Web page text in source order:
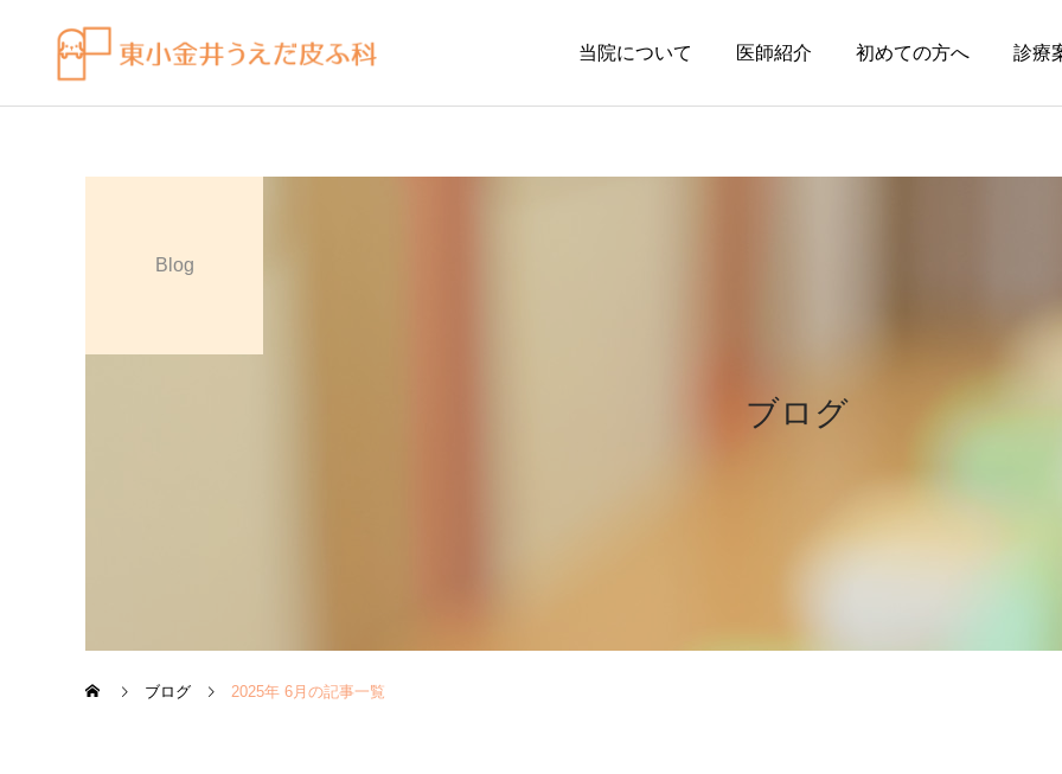
当院について 医師紹介 初めての方へ 診療
ビラノア（ビラスチン）を
～エキシマライト（紫外線ブログ
Blog
ブログ 2025年 6月の記事一覧